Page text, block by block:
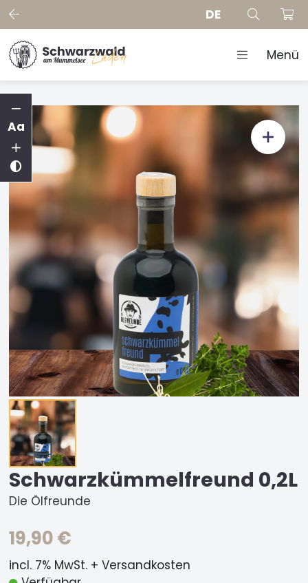
DE
Menü
Aa
Schwarzkümmelfreund 0,2L
Die Ölfreunde
19,90 €
incl. 7% MwSt. + Versandkosten